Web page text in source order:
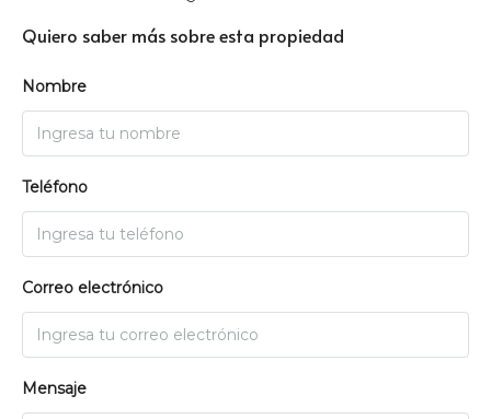
Quiero saber más sobre esta propiedad
Nombre
Teléfono
Correo electrónico
Mensaje